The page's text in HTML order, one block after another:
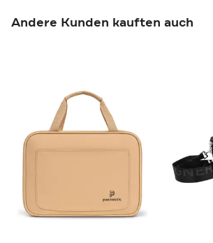
Andere Kunden kauften auch